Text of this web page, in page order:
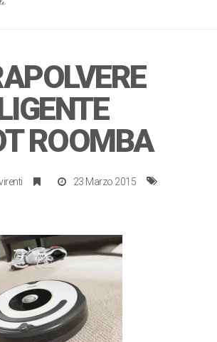
ROOMBA
23 Marzo 2015